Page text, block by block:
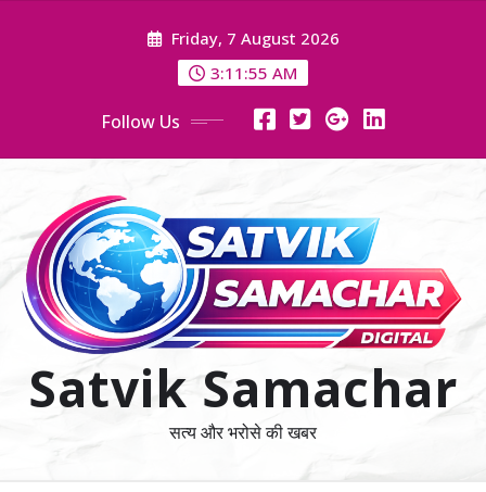
Friday, 7 August 2026
3:11:57 AM
Follow Us
Satvik Samachar
सत्य और भरोसे की खबर